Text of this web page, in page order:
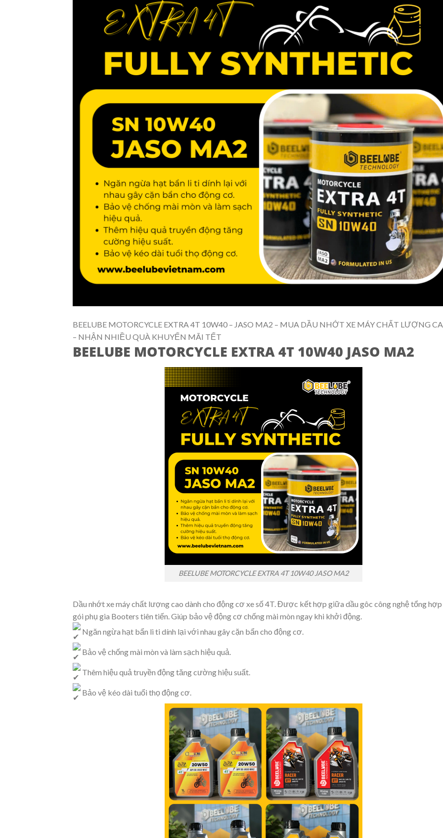
BEELUBE MOTORCYCLE EXTRA 4T 10W40 – JASO MA2 – MUA DẦU NHỚT XE MÁY CHẤT LƯỢNG
– NHẬN NHIỀU QUÀ KHUYẾN MÃI TẾT
BEELUBE MOTORCYCLE EXTRA 4T 10W40 JASO MA2
BEELUBE MOTORCYCLE EXTRA 4T 10W40 JASO MA2
Dầu nhớt xe máy chất lượng cao dành cho động cơ xe số 4T. Được kết hợp giữa dầu gôc công nghệ tổng hợp
gói phụ gia Booters tiên tiến. Giúp bảo vệ động cơ chống mài mòn ngay khi khởi động.
Ngăn ngừa hạt bẩn li ti dính lại với nhau gây cặn bẩn cho động cơ.
Bảo vệ chống mài mòn và làm sạch hiệu quả.
Thêm hiệu quả truyền động tăng cường hiệu suất.
Bảo vệ kéo dài tuổi thọ động cơ.